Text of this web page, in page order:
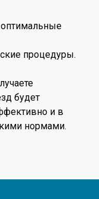
оптимальные
процедуры.
будет
и в
нормами.